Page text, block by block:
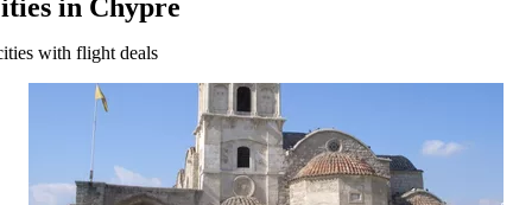
in Chypre
with flight deals